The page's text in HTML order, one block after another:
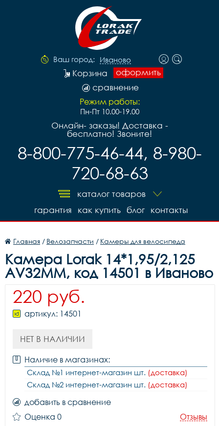
Ваш город: Иваново
оформить
Корзина
сравнение
Режим работы:
Пн-Пт 10.00-19.00
Онлайн- заказы! Доставка -
бесплатно! Звоните!
8-800-775-46-44, 8-980-
720-68-63
каталог товаров
контакты
блог
как купить
гарантия
Главная / Велозапчасти / Камеры для велосипеда
Камера Lorak 14*1,95/2,125
AV32MM, код 14501 в Иваново
220 руб.
артикул: 14501
НЕТ В НАЛИЧИИ
Наличие в магазинах:
Склад №1 интернет-магазин шт. (доставка)
Склад №2 интернет-магазин шт. (доставка)
добавить в сравнение
Оценка 0
Отзывы